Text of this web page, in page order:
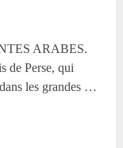
ARABES.
de Perse, qui
les grandes …